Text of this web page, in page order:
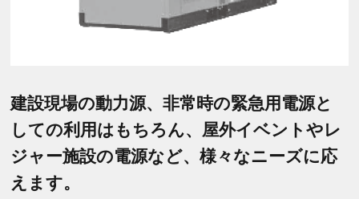
建設現場の動力源、非常時の緊急用電源と
しての利用はもちろん、屋外イベントやレ
ジャー施設の電源など、様々なニーズに応
えます。